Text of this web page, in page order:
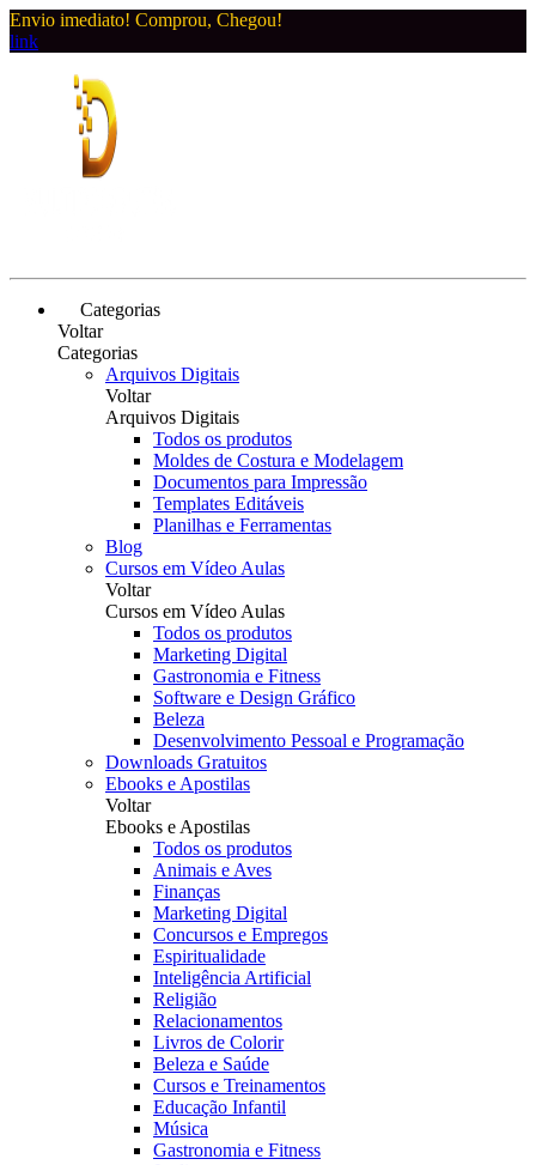
Envio imediato! Comprou, Chegou!
link
Categorias
Voltar
Categorias
Arquivos Digitais
Voltar
Arquivos Digitais
Todos os produtos
Moldes de Costura e Modelagem
Documentos para Impressão
Templates Editáveis
Planilhas e Ferramentas
Blog
Cursos em Vídeo Aulas
Voltar
Cursos em Vídeo Aulas
Todos os produtos
Marketing Digital
Gastronomia e Fitness
Software e Design Gráfico
Beleza
Desenvolvimento Pessoal e Programação
Downloads Gratuitos
Ebooks e Apostilas
Voltar
Ebooks e Apostilas
Todos os produtos
Animais e Aves
Finanças
Marketing Digital
Concursos e Empregos
Espiritualidade
Inteligência Artificial
Religião
Relacionamentos
Livros de Colorir
Beleza e Saúde
Cursos e Treinamentos
Educação Infantil
Música
Gastronomia e Fitness